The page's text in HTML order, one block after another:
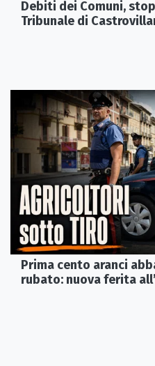
Debiti dei Comuni,
Tribunale di
Prima cento aranci
rubato: nuova ferita